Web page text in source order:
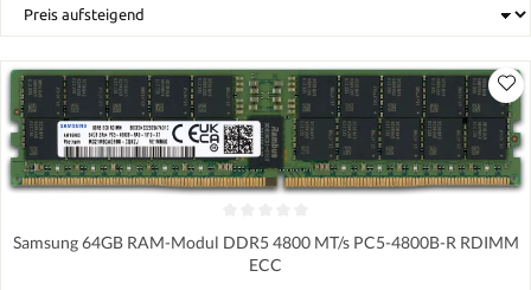
Samsung 64GB RAM-Modul DDR5 4800 MT/s PC5-4800B-R RDIMM
ECC